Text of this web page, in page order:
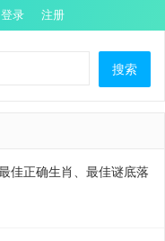
登录 注册
搜索
佳正确生肖、最佳谜底落